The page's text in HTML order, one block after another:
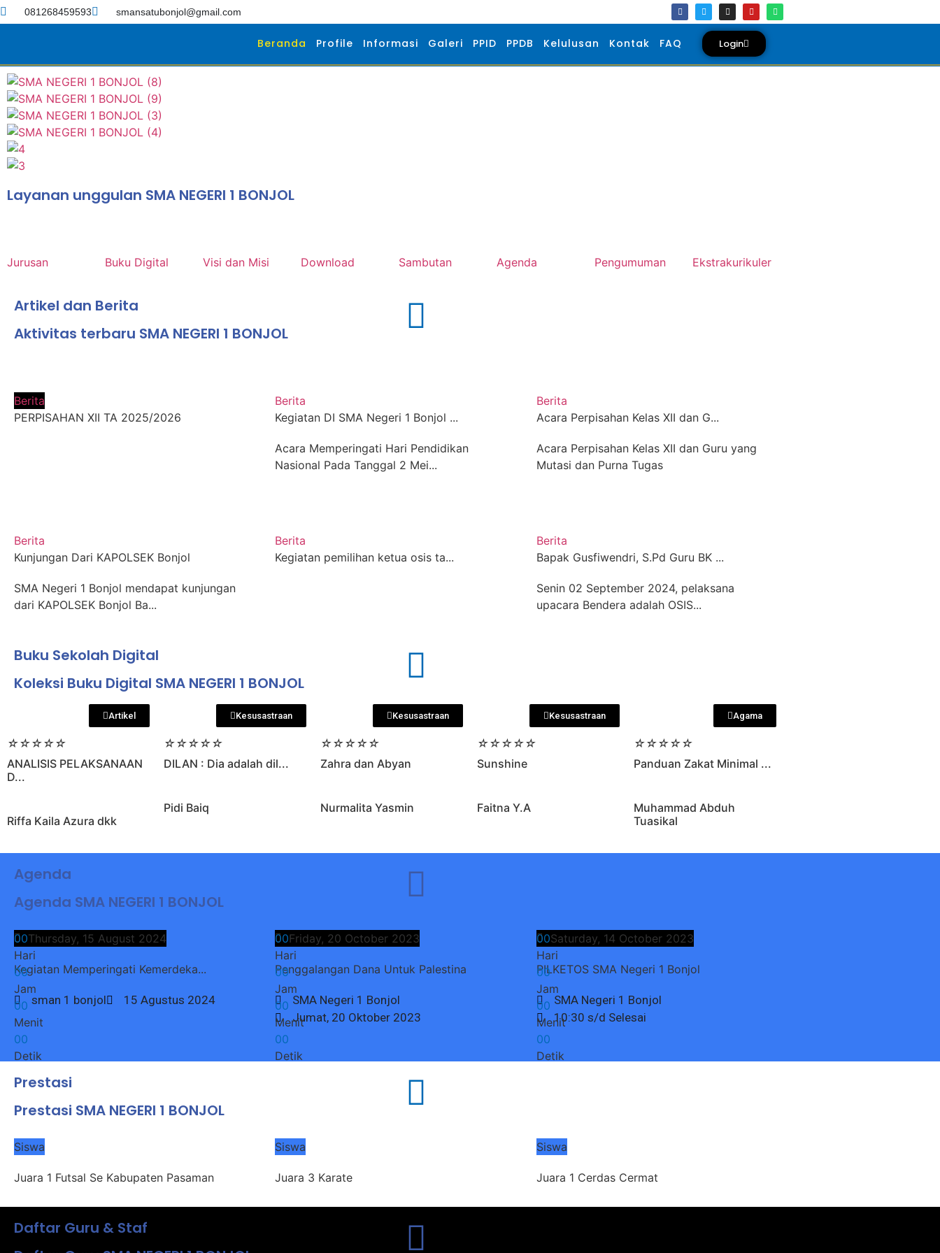
081268459593 smansatubonjol@gmail.com
Beranda Profile Informasi Galeri PPID PPDB Kelulusan Kontak FAQ Login
Layanan unggulan SMA NEGERI 1 BONJOL
Jurusan Buku Digital Visi dan Misi Download Sambutan Agenda Pengumuman Ekstrakurikuler
Artikel dan Berita
Aktivitas terbaru SMA NEGERI 1 BONJOL
Berita
PERPISAHAN XII TA 2025/2026
Berita
Kegiatan DI SMA Negeri 1 Bonjol ...
Acara Memperingati Hari Pendidikan
Nasional Pada Tanggal 2 Mei...
Berita
Acara Perpisahan Kelas XII dan G...
Acara Perpisahan Kelas XII dan Guru yang
Mutasi dan Purna Tugas
Berita
Kunjungan Dari KAPOLSEK Bonjol
SMA Negeri 1 Bonjol mendapat kunjungan
dari KAPOLSEK Bonjol Ba...
Berita
Kegiatan pemilihan ketua osis ta...
Berita
Bapak Gusfiwendri, S.Pd Guru BK ...
Senin 02 September 2024, pelaksana
upacara Bendera adalah OSIS...
Buku Sekolah Digital
Koleksi Buku Digital SMA NEGERI 1 BONJOL
Artikel
☆☆☆☆☆
ANALISIS PELAKSANAAN
D...
Riffa Kaila Azura dkk
Kesusastraan
☆☆☆☆☆
DILAN : Dia adalah dil...
Pidi Baiq
Kesusastraan
☆☆☆☆☆
Zahra dan Abyan
Nurmalita Yasmin
Kesusastraan
☆☆☆☆☆
Sunshine
Faitna Y.A
Agama
☆☆☆☆☆
Panduan Zakat Minimal ...
Muhammad Abduh
Tuasikal
Agenda
Agenda SMA NEGERI 1 BONJOL
Thursday, 15 August 2024
Kegiatan Memperingati Kemerdeka...
sman 1 bonjol 15 Agustus 2024
00
Hari
00
Jam
00
Menit
00
Detik
Friday, 20 October 2023
Penggalangan Dana Untuk Palestina
SMA Negeri 1 Bonjol
Jumat, 20 Oktober 2023
00
Hari
00
Jam
00
Menit
00
Detik
Saturday, 14 October 2023
PILKETOS SMA Negeri 1 Bonjol
SMA Negeri 1 Bonjol
10:30 s/d Selesai
00
Hari
00
Jam
00
Menit
00
Detik
Prestasi
Prestasi SMA NEGERI 1 BONJOL
Siswa
Juara 1 Futsal Se Kabupaten Pasaman
Siswa
Juara 3 Karate
Siswa
Juara 1 Cerdas Cermat
Daftar Guru & Staf